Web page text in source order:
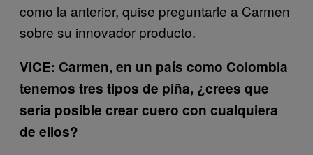
como la anterior, quise preguntarle a Carmen
sobre su innovador producto.
VICE: Carmen, en un país como Colombia
tenemos tres tipos de piña, ¿crees que
sería posible crear cuero con cualquiera
de ellos?